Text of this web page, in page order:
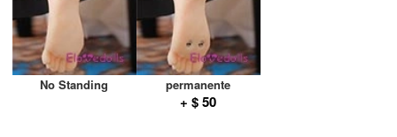
No Standing permanente
+ $ 50